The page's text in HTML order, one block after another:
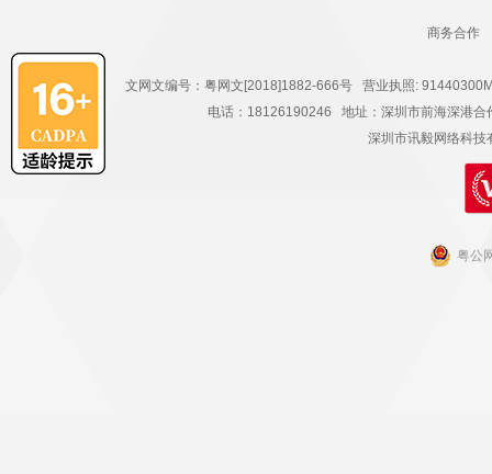
商务合作
文网文编号：粤网文[2018]1882-666号 营业执照:
电话：18126190246 地址：深圳市前海深港合
深圳市讯毅网络科
粤公